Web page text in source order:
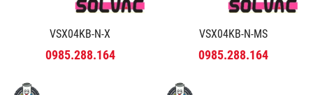
VSX04KB-N-X
0985.288.164
VSX04KB-N-MS
0985.288.164